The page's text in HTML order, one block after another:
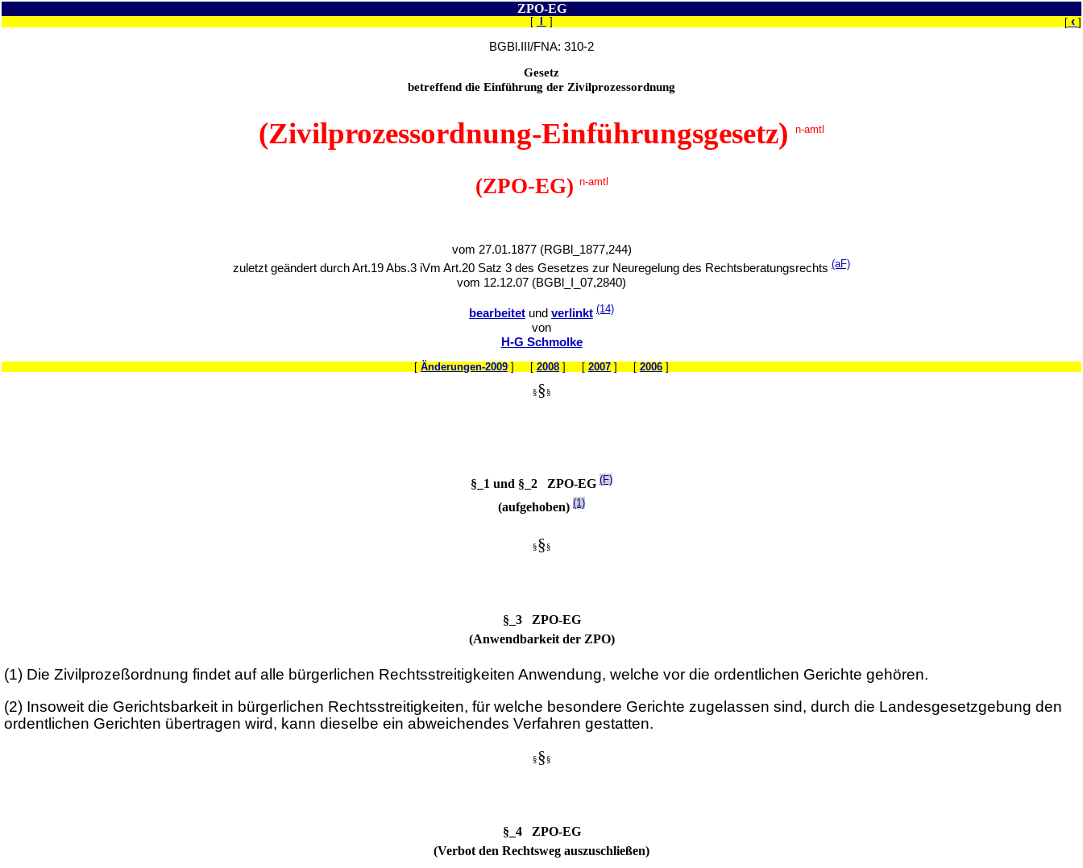
ZPO-EG
[ ] [ ‹ ]
BGBl.III/FNA: 310-2
Gesetz
betreffend die Einführung der Zivilprozessordnung
(Zivilprozessordnung-Einführungsgesetz) n-amtl
(ZPO-EG) n-amtl
vom 27.01.1877 (RGBl_1877,244)
zuletzt geändert durch Art.19 Abs.3 iVm Art.20 Satz 3 des Gesetzes zur Neuregelung des Rechtsberatungsrechts (aF)
vom 12.12.07 (BGBl_I_07,2840)
bearbeitet und verlinkt (14)
von
H-G Schmolke
[ Änderungen-2009 ] [ 2008 ] [ 2007 ] [ 2006 ]
§§ §
§_1 und §_2 ZPO-EG (F)
(aufgehoben) (1)
§§ §
§_3 ZPO-EG
(Anwendbarkeit der ZPO)
(1) Die Zivilprozeßordnung findet auf alle bürgerlichen Rechtsstreitigkeiten Anwendung, welche vor die ordentlichen Gerichte gehören.
(2) Insoweit die Gerichtsbarkeit in bürgerlichen Rechtsstreitigkeiten, für welche besondere Gerichte zugelassen sind, durch die Landesgesetzgebung den
ordentlichen Gerichten übertragen wird, kann dieselbe ein abweichendes Verfahren gestatten.
§§ §
§_4 ZPO-EG
(Verbot den Rechtsweg auszuschließen)